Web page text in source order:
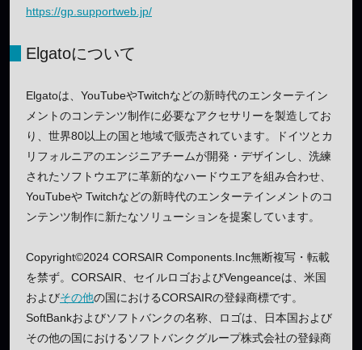
https://gp.supportweb.jp/
Elgatoについて
Elgatoは、YouTubeやTwitchなどの新時代のエンターテイン
メントのコンテンツ制作に必要なアクセサリーを製造してお
り、世界80以上の国と地域で販売されています。ドイツとカ
リフォルニアのエンジニアチームが開発・デザインし、洗練
されたソフトウエアに革新的なハードウエアを組み合わせ、
YouTubeや Twitchなどの新時代のエンターテインメントのコ
ンテンツ制作に新たなソリューションを提案しています。
Copyright©2024 CORSAIR Components.Inc無断複写・転載
を禁ず。CORSAIR、セイルロゴおよびVengeanceは、米国
およびその他の国におけるCORSAIRの登録商標です。
SoftBankおよびソフトバンクの名称、ロゴは、日本国および
その他の国におけるソフトバンクグループ株式会社の登録商